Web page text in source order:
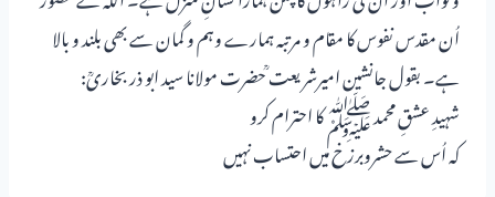
اُن مقدس نفوس کا مقام و مرتبہ ہمارے وہم و گمان سے بھی بلند و بالا
ہے۔ بقول جانشین امیرشریعت ؒحضرت مولانا سید ابو ذر بخاریؒ:
شہیدِ عشقِ محمد ﷺ کا احترام کرو
کہ اُس سے حشروبرزخ میں احتساب نہیں